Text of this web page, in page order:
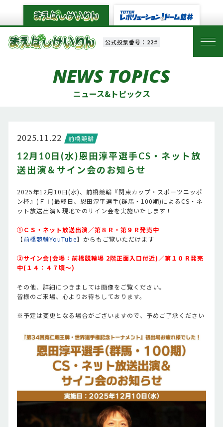
公式投票番号：22#
NEWS TOPICS
ニュース&トピックス
2025.11.22 前橋競輪
12月10日(水)恩田淳平選手CS・ネット放
送出演＆サイン会のお知らせ
2025年12月10日(水)、前橋競輪『関東カップ・スポーツニッポ
ン杯』(ＦⅠ)最終日、恩田淳平選手(群馬・100期)によるCS・ネ
ット放送出演＆現地でのサイン会を実施いたします！
➀ＣＳ・ネット放送出演／第８Ｒ・第９Ｒ発売中
【前橋競輪YouTube】からもご覧いただけます
➁サイン会(会場：前橋競輪場 2階正面入口付近)／第１０Ｒ発売
中(１４：４７頃～)
その他、詳細につきましては画像をご覧ください。
皆様のご来場、心よりお待ちしております。
※予定は変更となる場合がございますので、予めご了承ください